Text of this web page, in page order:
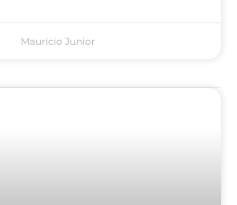
Mauricio Junior